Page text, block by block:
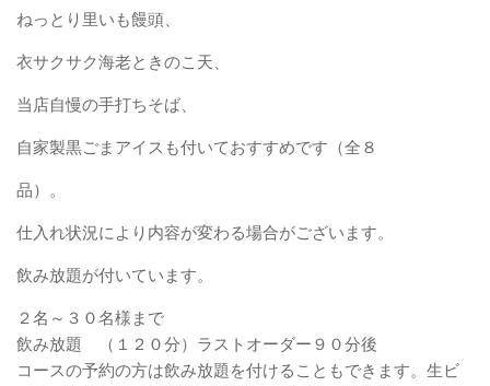
ねっとり里いも饅頭、
衣サクサク海老ときのこ天、
当店自慢の手打ちそば、
自家製黒ごまアイスも付いておすすめです（全８
品）。
仕入れ状況により内容が変わる場合がございます。
飲み放題が付いています。
２名～３０名様まで
飲み放題 （１２０分）ラストオーダー９０分後
コースの予約の方は飲み放題を付けることもできます。生ビ